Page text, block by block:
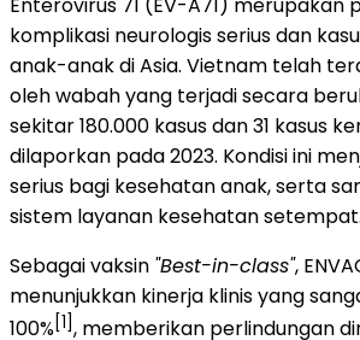
komplikasi neurologis serius dan
anak-anak di Asia. Vietnam telah
oleh wabah yang terjadi secara
sekitar 180.000 kasus dan 31 kasus
dilaporkan pada 2023. Kondisi ini
serius bagi kesehatan anak, serta
sistem layanan kesehatan setempat.
Sebagai vaksin "Best-in-class",
menunjukkan kinerja klinis yang
100%[1], memberikan perlindungan